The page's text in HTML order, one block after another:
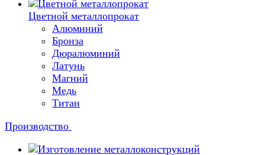
Цветной металлопрокат
Алюминий
Бронза
Дюралюминий
Латунь
Магний
Медь
Титан
Производство